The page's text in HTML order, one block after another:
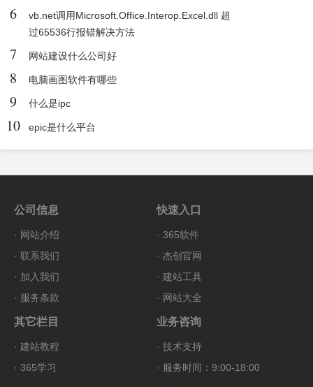
6
vb.net调用Microsoft.Office.Interop.Excel.dll 超
过65536行报错解决方法
7 网站建设什么公司好
8 电脑画图软件有哪些
9 什么是ipc
10 epic是什么平台
公司信息
· 网站介绍
· 联系我们
· 加入我们
· 服务条款
快速入口
· 365软件
· 杰创官网
· 建站工具
· 网站大全
其它栏目
· 建站教程
· 365学习
业务咨询
· 技术支持
· 服务时间：9:00-18:00